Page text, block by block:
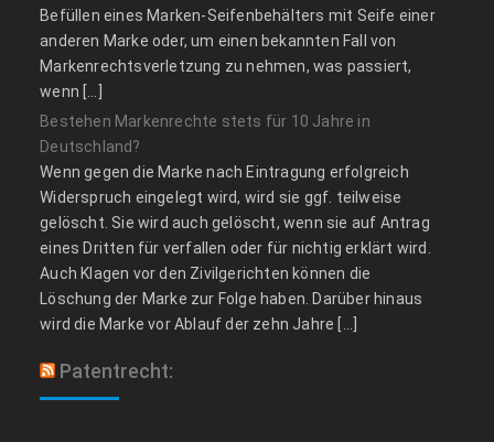
Befüllen eines Marken-Seifenbehälters mit Seife einer
anderen Marke oder, um einen bekannten Fall von
Markenrechtsverletzung zu nehmen, was passiert,
wenn […]
Bestehen Markenrechte stets für 10 Jahre in
Deutschland?
Wenn gegen die Marke nach Eintragung erfolgreich
Widerspruch eingelegt wird, wird sie ggf. teilweise
gelöscht. Sie wird auch gelöscht, wenn sie auf Antrag
eines Dritten für verfallen oder für nichtig erklärt wird.
Auch Klagen vor den Zivilgerichten können die
Löschung der Marke zur Folge haben. Darüber hinaus
wird die Marke vor Ablauf der zehn Jahre […]
Patentrecht: